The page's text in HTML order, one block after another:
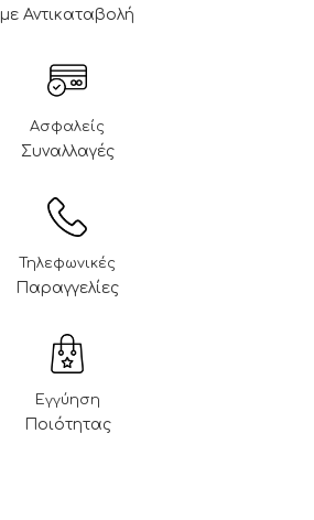
με Αντικαταβολή
Ασφαλείς
Συναλλαγές
Τηλεφωνικές
Παραγγελίες
Εγγύηση
Ποιότητας